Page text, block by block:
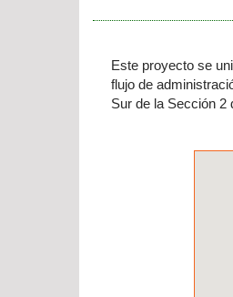
Este proyecto se
flujo de
Sur de la Sección 2